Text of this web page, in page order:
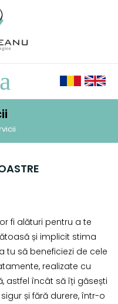
fi alături pentru a te
și implicit stima
tu să beneficiezi de cele
realizate cu
astfel încât să îți găsești
și fără durere, într-o